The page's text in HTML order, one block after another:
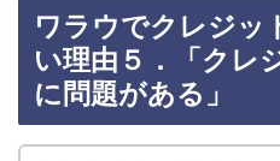
ワラウでクレジッ
い理由５．「クレ
に問題がある」